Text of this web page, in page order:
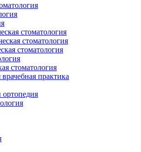
стоматология
стоматология
стоматология
стоматология
практика
ортопедия